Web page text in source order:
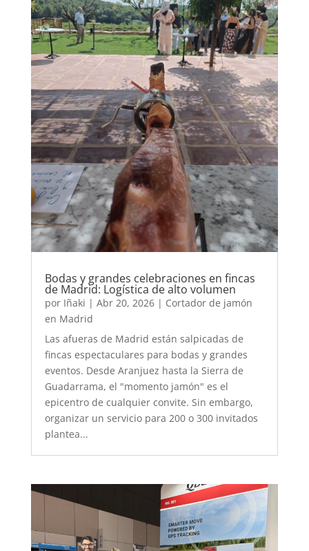
Bodas y grandes celebraciones en fincas
de Madrid: Logística de alto volumen
por Iñaki | Abr 20, 2026| Cortador de jamón
en Madrid
Las afueras de Madrid están salpicadas de
fincas espectaculares para bodas y grandes
eventos. Desde Aranjuez hasta la Sierra de
Guadarrama, el "momento jamón" es el
epicentro de cualquier convite. Sin embargo,
organizar un servicio para 200 o 300 invitados
plantea...